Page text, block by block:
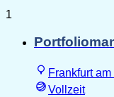
1
Frankfurt am
Vollzeit